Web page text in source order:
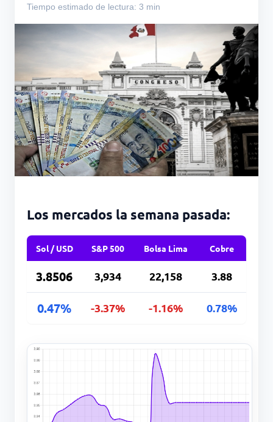
Tiempo estimado de lectura: 3 min
Los mercados la semana pasada:
Sol / USD S&P 500 Bolsa Lima Cobre
3.8506 3,934 22,158 3.88
0.47% -3.37% -1.16% 0.78%